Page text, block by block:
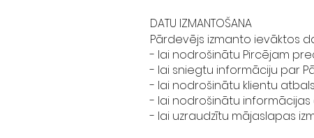
DATU IZMANTOŠANA
Pārdevējs izmanto ievāktos
- lai nodrošinātu Pircējam
- lai sniegtu informāciju par
- lai nodrošinātu klientu
- lai nodrošinātu
- lai uzraudzītu mājaslapas